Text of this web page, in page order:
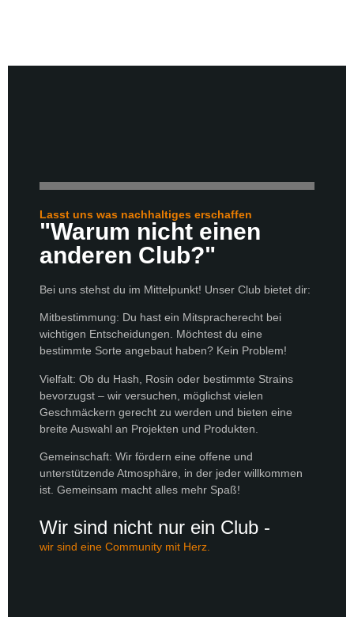
Lasst uns was nachhaltiges erschaffen
"Warum nicht einen
anderen Club?"
Bei uns stehst du im Mittelpunkt! Unser Club bietet dir:
Mitbestimmung: Du hast ein Mitspracherecht bei
wichtigen Entscheidungen. Möchtest du eine
bestimmte Sorte angebaut haben? Kein Problem!
Vielfalt: Ob du Hash, Rosin oder bestimmte Strains
bevorzugst – wir versuchen, möglichst vielen
Geschmäckern gerecht zu werden und bieten eine
breite Auswahl an Projekten und Produkten.
Gemeinschaft: Wir fördern eine offene und
unterstützende Atmosphäre, in der jeder willkommen
ist. Gemeinsam macht alles mehr Spaß!
Wir sind nicht nur ein Club -
wir sind eine Community mit Herz.